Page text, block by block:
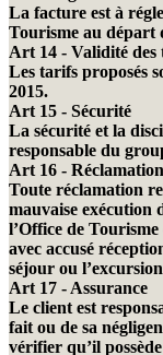
La facture est à
Tourisme au départ
Art 14 - Validité des
Les tarifs proposés
2015.
Art 15 - Sécurité
La sécurité et la
responsable du
Art 16 - Réclamation
Toute réclamation
mauvaise exécution
l’Office de
avec accusé
séjour ou
Art 17 - Assurance
Le client est
fait ou de sa
vérifier qu’il